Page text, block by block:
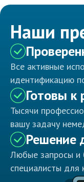
Наши
Все активные
идентификацию
Готовы к
Тысячи
вашу задачу
Решение
Любые запросы и
специалисты для